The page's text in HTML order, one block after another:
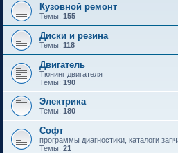
Кузовной ремонт
Темы: 155
Диски и резина
Темы: 118
Двигатель
Тюнинг двигателя
Темы: 190
Электрика
Темы: 180
Софт
программы диагностики, каталоги
Темы: 21